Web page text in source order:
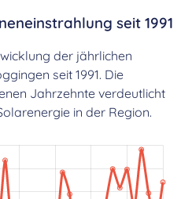
seit 1991
der jährlichen
seit 1991. Die
Jahrzehnte verdeutlicht
in der Region.